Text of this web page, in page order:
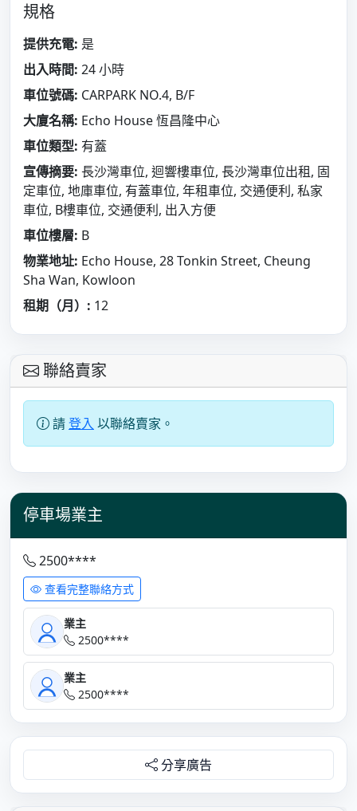
規格
提供充電: 是
出入時間: 24 小時
車位號碼: CARPARK NO.4, B/F
大廈名稱: Echo House 恆昌隆中心
車位類型: 有蓋
宣傳摘要: 長沙灣車位, 迴響樓車位, 長沙灣車位出租, 固
定車位, 地庫車位, 有蓋車位, 年租車位, 交通便利, 私家
車位, B樓車位, 交通便利, 出入方便
車位樓層: B
物業地址: Echo House, 28 Tonkin Street, Cheung
Sha Wan, Kowloon
租期（月）: 12
聯絡賣家
請登入 以聯絡賣家。
停車場業主
2500****
查看完整聯絡方式
業主
2500****
業主
2500****
分享廣告